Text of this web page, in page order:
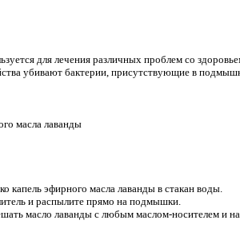
для лечения различных проблем со
убивают бактерии, присутствующие в
масла лаванды
капель эфирного масла лаванды в стакан воды.
и распылите прямо на подмышки.
масло лаванды с любым маслом-носителем и